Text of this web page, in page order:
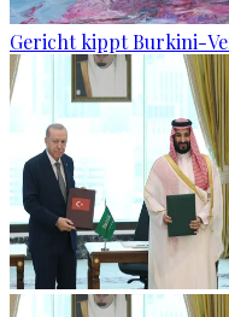
Gericht kippt Burkini-